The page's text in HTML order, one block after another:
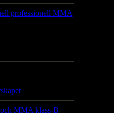
professionell MMA
MMA klass-B